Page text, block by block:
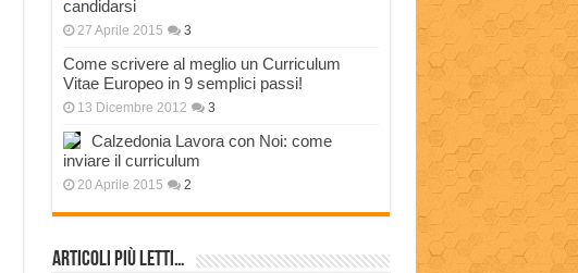
candidarsi
27 Aprile 2015 3
Come scrivere al meglio un Curriculum
Vitae Europeo in 9 semplici passi!
13 Dicembre 2012 3
Calzedonia Lavora con Noi: come
inviare il curriculum
20 Aprile 2015 2
Articoli più Letti…